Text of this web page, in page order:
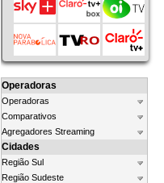
Operadoras
Operadoras
Comparativos
Agregadores Streaming
Cidades
Região Sul
Região Sudeste